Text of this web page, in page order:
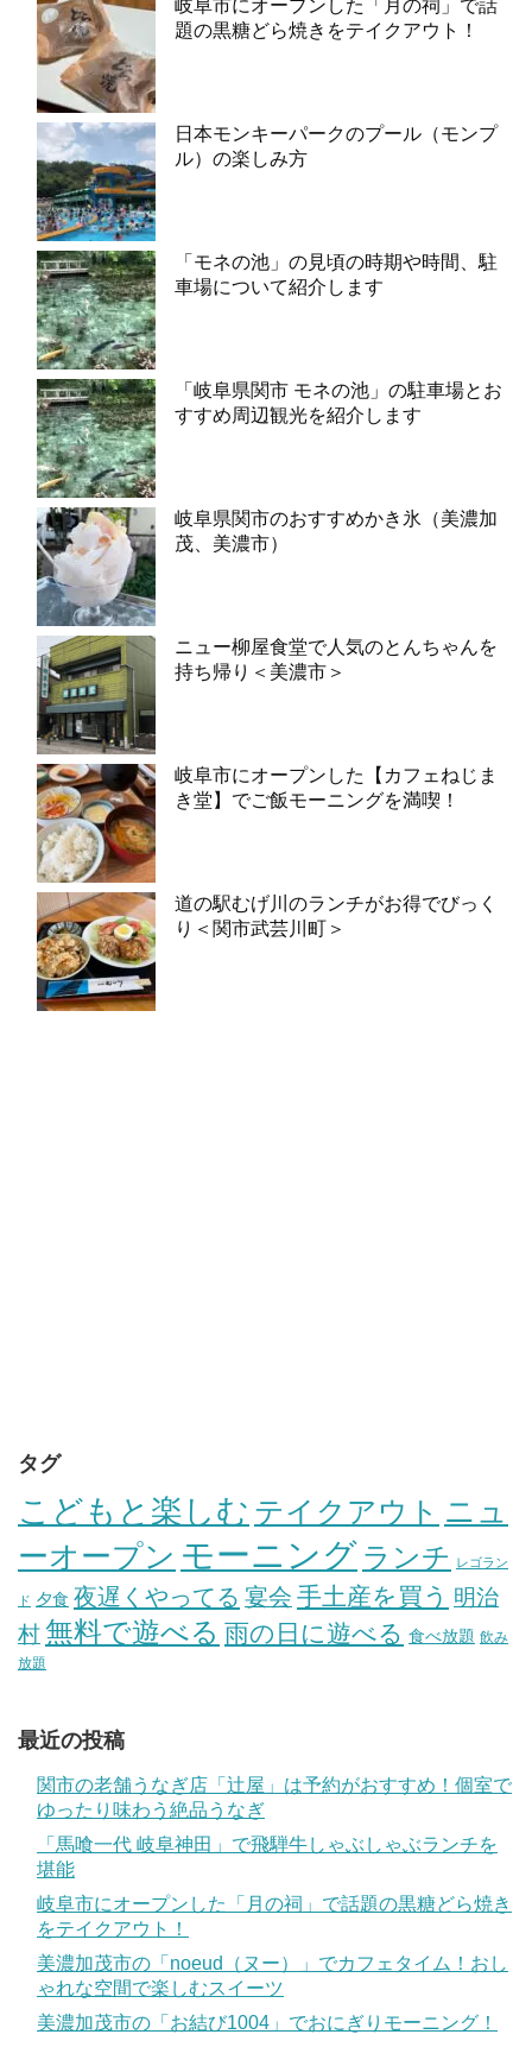
岐阜市にオープンした「月の祠」で話
題の黒糖どら焼きをテイクアウト！
日本モンキーパークのプール（モンプ
ル）の楽しみ方
「モネの池」の見頃の時期や時間、駐
車場について紹介します
「岐阜県関市 モネの池」の駐車場とお
すすめ周辺観光を紹介します
岐阜県関市のおすすめかき氷（美濃加
茂、美濃市）
ニュー柳屋食堂で人気のとんちゃんを
持ち帰り＜美濃市＞
岐阜市にオープンした【カフェねじま
き堂】でご飯モーニングを満喫！
道の駅むげ川のランチがお得でびっく
り＜関市武芸川町＞
タグ
こどもと楽しむ テイクアウト ニュ
ーオープン モーニング ランチ レゴラン
ド 夕食 夜遅くやってる 宴会 手土産を買う 明治
村無料で遊べる 雨の日に遊べる 食べ放題 飲み
放題
最近の投稿
関市の老舗うなぎ店「辻屋」は予約がおすすめ！個室で
ゆったり味わう絶品うなぎ
「馬喰一代 岐阜神田」で飛騨牛しゃぶしゃぶランチを
堪能
岐阜市にオープンした「月の祠」で話題の黒糖どら焼き
をテイクアウト！
美濃加茂市の「noeud（ヌー）」でカフェタイム！おし
ゃれな空間で楽しむスイーツ
美濃加茂市の「お結び1004」でおにぎりモーニング！